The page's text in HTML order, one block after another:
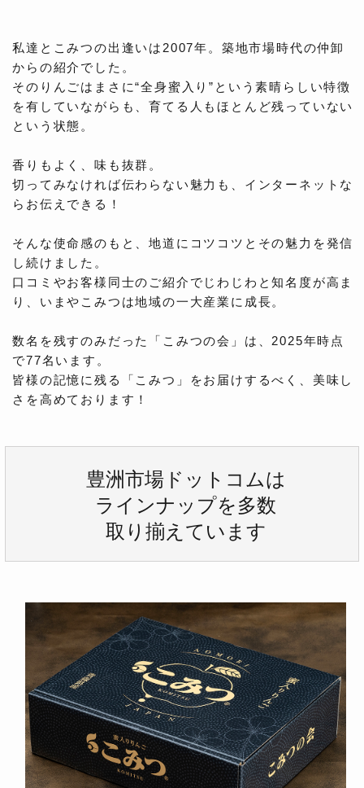
私達とこみつの出逢いは2007年。築地市場時代の仲卸
からの紹介でした。
そのりんごはまさに“全身蜜入り”という素晴らしい特徴
を有していながらも、育てる人もほとんど残っていない
という状態。
香りもよく、味も抜群。
切ってみなければ伝わらない魅力も、インターネットな
らお伝えできる！
そんな使命感のもと、地道にコツコツとその魅力を発信
し続けました。
口コミやお客様同士のご紹介でじわじわと知名度が高ま
り、いまやこみつは地域の一大産業に成長。
数名を残すのみだった「こみつの会」は、2025年時点
で77名います。
皆様の記憶に残る「こみつ」をお届けするべく、美味し
さを高めております！
豊洲市場ドットコムは
ラインナップを多数
取り揃えています